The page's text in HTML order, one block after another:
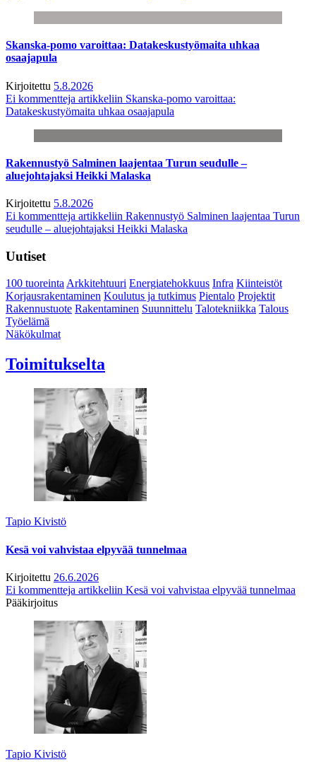
Skanska-pomo varoittaa: Datakeskustyömaita uhkaa
osaajapula
Kirjoitettu 5.8.2026
Ei kommentteja artikkeliin Skanska-pomo varoittaa:
Datakeskustyömaita uhkaa osaajapula
Rakennustyö Salminen laajentaa Turun seudulle –
aluejohtajaksi Heikki Malaska
Kirjoitettu 5.8.2026
Ei kommentteja artikkeliin Rakennustyö Salminen laajentaa Turun
seudulle – aluejohtajaksi Heikki Malaska
Uutiset
100 tuoreintaArkkitehtuuri Energiatehokkuus Infra Kiinteistöt
Korjausrakentaminen Koulutus ja tutkimus Pientalo Projektit
Rakennustuote Rakentaminen Suunnittelu Talotekniikka Talous
Työelämä
Näkökulmat
Toimitukselta
Tapio Kivistö
Kesä voi vahvistaa elpyvää tunnelmaa
Kirjoitettu 26.6.2026
Ei kommentteja artikkeliin Kesä voi vahvistaa elpyvää tunnelmaa
Pääkirjoitus
Tapio Kivistö